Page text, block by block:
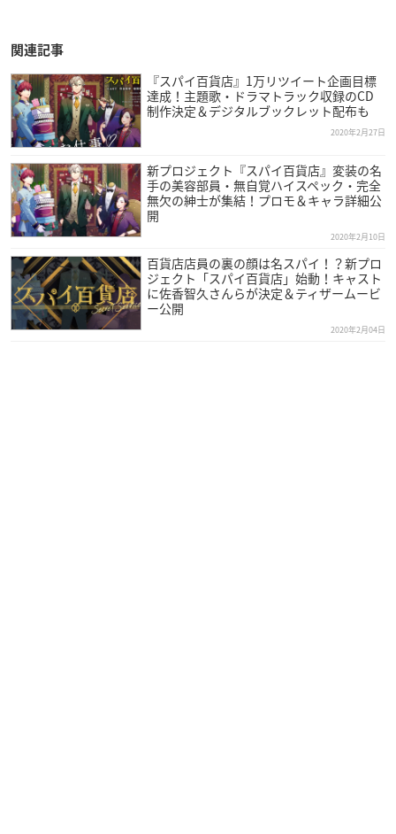
関連記事
『スパイ百貨店』1万リツイート企画目標
達成！主題歌・ドラマトラック収録のCD
制作決定＆デジタルブックレット配布も
2020年2月27日
新プロジェクト『スパイ百貨店』変装の名
手の美容部員・無自覚ハイスペック・完全
無欠の紳士が集結！プロモ＆キャラ詳細公
開
2020年2月10日
百貨店店員の裏の顔は名スパイ！？新プロ
ジェクト「スパイ百貨店」始動！キャスト
に佐香智久さんらが決定＆ティザームービ
ー公開
2020年2月04日